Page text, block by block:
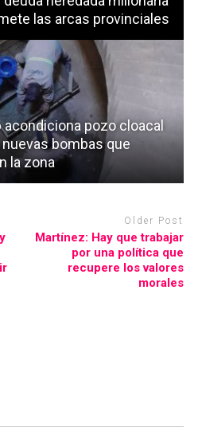
las arcas provinciales
acondiciona pozo cloacal
bombas que
la zona
Older Post
Martínez: Hay que trabajar
por una política que
recupere los valores
morales